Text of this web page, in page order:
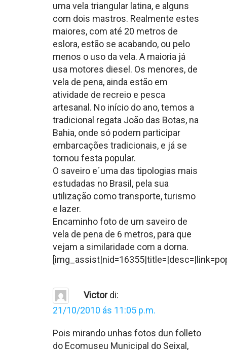
uma vela triangular latina, e alguns
com dois mastros. Realmente estes
maiores, com até 20 metros de
eslora, estão se acabando, ou pelo
menos o uso da vela. A maioria já
usa motores diesel. Os menores, de
vela de pena, ainda estão em
atividade de recreio e pesca
artesanal. No início do ano, temos a
tradicional regata João das Botas, na
Bahia, onde só podem participar
embarcações tradicionais, e já se
tornou festa popular.
O saveiro e´uma das tipologias mais
estudadas no Brasil, pela sua
utilização como transporte, turismo
e lazer.
Encaminho foto de um saveiro de
vela de pena de 6 metros, para que
vejam a similaridade com a dorna.
Victor di:
21/10/2010 ás 11:05 p.m.
Pois mirando unhas fotos dun folleto
do Ecomuseu Municipal do Seixal,